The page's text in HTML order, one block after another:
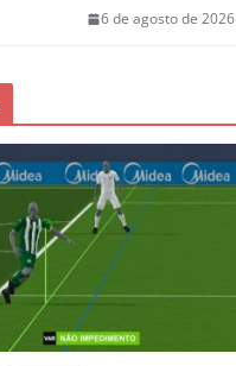
6 de agosto de 2026